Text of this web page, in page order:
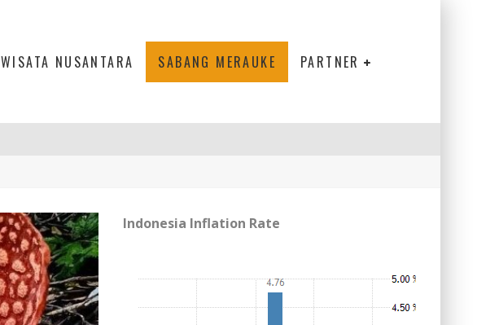
WISATA NUSANTARA SABANG MERAUKE PARTNER
Indonesia Inflation Rate